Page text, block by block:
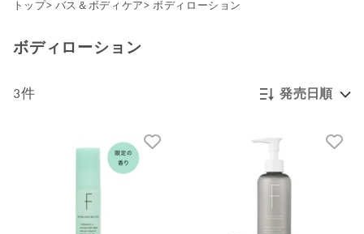
トップ> バス＆ボディケア>ボディローション
ボディローション
3件 発売日順